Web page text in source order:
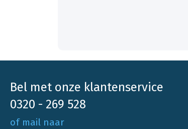
Bel met onze klantenservice
0320 - 269 528
of mail naar